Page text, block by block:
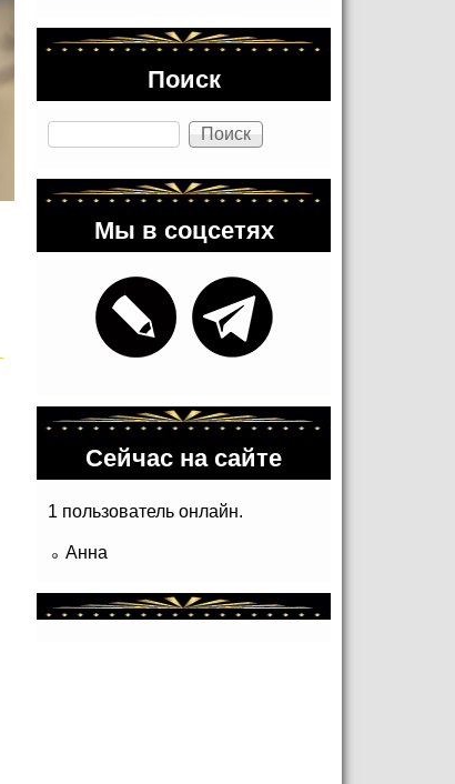
Поиск
Поиск
Мы в соцсетях
Сейчас на сайте
1 пользователь онлайн.
Анна